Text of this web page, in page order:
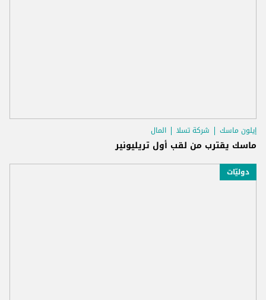
إيلون ماسك شركة تسلا المال
ماسك يقترب من لقب أول تريليونير
دوليّات